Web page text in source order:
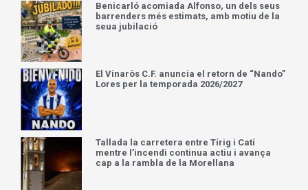
Benicarló acomiada Alfonso, un dels seus
barrenders més estimats, amb motiu de la
seua jubilació
El Vinaròs C.F. anuncia el retorn de “Nando”
Lores per la temporada 2026/2027
Tallada la carretera entre Tírig i Catí
mentre l’incendi continua actiu i avança
cap a la rambla de la Morellana